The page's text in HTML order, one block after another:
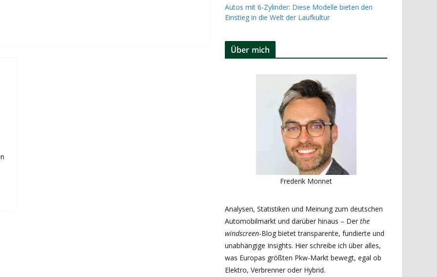
Autos mit 6-Zylinder: Diese Modelle bieten den
Einstieg in die Welt der Laufkultur
Über mich
Frederik Monnet
Analysen, Statistiken und Meinung zum deutschen
Automobilmarkt und darüber hinaus – Der the
windscreen-Blog bietet transparente, fundierte und
unabhängige Insights. Hier schreibe ich über alles,
was Europas größten Pkw-Markt bewegt, egal ob
Elektro, Verbrenner oder Hybrid.